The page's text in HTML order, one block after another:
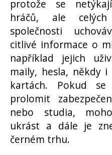
protože se
hráčů, ale
společnosti
citlivé informace o
například jejich
maily, hesla, někdy
kartách. Pokud
prolomit
nebo studia,
ukrást a dále je
černém trhu.